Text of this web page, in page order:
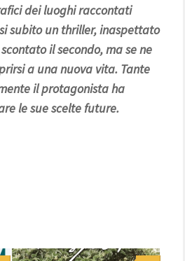
dei luoghi raccontati
subito un thriller, inaspettato
il secondo, ma se ne
a una nuova vita. Tante
il protagonista ha
le sue scelte future.